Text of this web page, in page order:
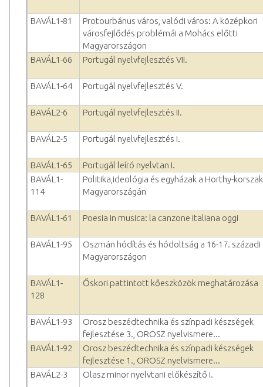
BAVÁL1-81
Protourbánus város, valódi város: A középkori
városfejlődés problémái a Mohács előtti
Magyarországon
BAVÁL1-66
Portugál nyelvfejlesztés VII.
BAVÁL1-64 Portugál nyelvfejlesztés V.
BAVÁL2-6 Portugál nyelvfejlesztés II.
BAVÁL2-5 Portugál nyelvfejlesztés I.
BAVÁL1-65
Portugál leíró nyelvtan I.
BAVÁL1-
114
Politika,ideológia és egyházak a Horthy-korszak
Magyarországán
BAVÁL1-61 Poesia in musica: la canzone italiana oggi
BAVÁL1-95
Oszmán hódítás és hódoltság a 16-17. századi
Magyarországon
BAVÁL1-
128
Őskori pattintott kőeszközök meghatározása
BAVÁL1-93
Orosz beszédtechnika és színpadi készségek
fejlesztése 3., OROSZ nyelvismere...
BAVÁL1-92
Orosz beszédtechnika és színpadi készségek
fejlesztése 1., OROSZ nyelvismere...
BAVÁL2-3
Olasz minor nyelvtani előkészítő I.